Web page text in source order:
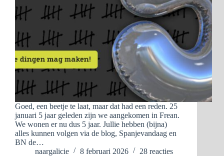
Goed, een beetje te laat, maar dat had een reden. 25
januari 5 jaar geleden zijn we aangekomen in Frean.
We wonen er nu dus 5 jaar. Jullie hebben (bijna)
alles kunnen volgen via de blog, Spanjevandaag en
BN de…
naargalicie
8 februari 2026 28 reacties